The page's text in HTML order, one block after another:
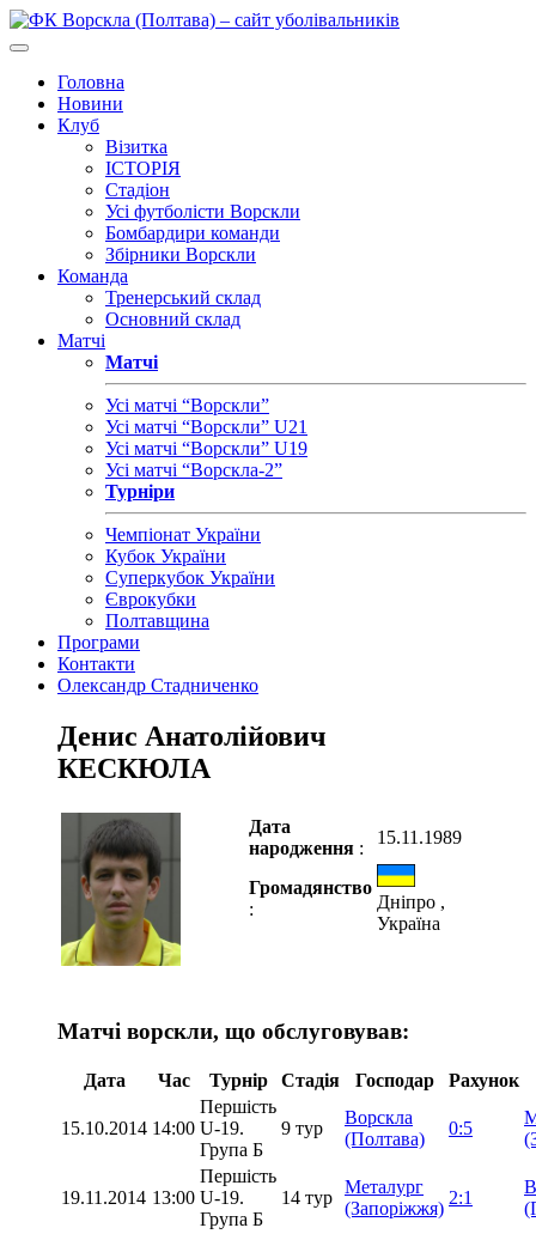
Головна
Новини
Клуб
Візитка
ІСТОРІЯ
Стадіон
Усі футболісти Ворскли
Бомбардири команди
Збірники Ворскли
Команда
Тренерський склад
Основний склад
Матчі
Матчі
Усі матчі “Ворскли”
Усі матчі “Ворскли” U21
Усі матчі “Ворскли” U19
Усі матчі “Ворскла-2”
Турніри
Чемпіонат України
Кубок України
Суперкубок України
Єврокубки
Полтавщина
Програми
Контакти
Олександр Стадниченко
Денис Анатолійович
КЕСКЮЛА
Дата
народження :
15.11.1989
Громадянство
:
Дніпро ,
Україна
Матчі ворскли, що обслуговував:
Дата Час Турнір Стадія Господар Рахунок
15.10.2014 14:00
Першість
U-19.
Група Б
9 тур
Ворскла
(Полтава)
0:5
19.11.2014 13:00
Першість
U-19.
Група Б
14 тур
Металург
(Запоріжжя)
2:1